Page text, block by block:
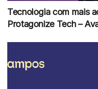
Tecnologia com mais
Protagonize Tech –